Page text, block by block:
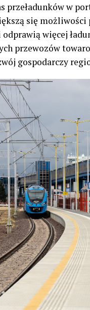
przeładunków w
się możliwości
więcej
przewozów
gospodarczy